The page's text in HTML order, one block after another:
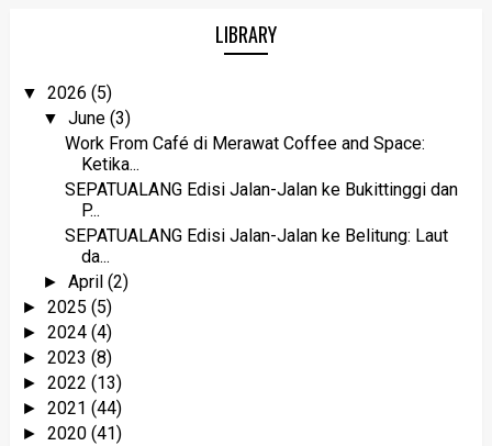
LIBRARY
▼ 2026 (5)
▼June(3)
Work From Café di Merawat Coffee and Space:
Ketika...
SEPATUALANG Edisi Jalan-Jalan ke Bukittinggi dan
P...
SEPATUALANG Edisi Jalan-Jalan ke Belitung: Laut
da...
►April(2)
► 2025 (5)
► 2024 (4)
► 2023 (8)
► 2022 (13)
► 2021 (44)
► 2020 (41)